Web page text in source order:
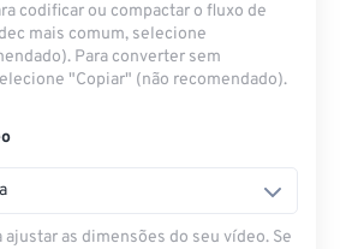
codificar ou compactar o fluxo de
mais comum, selecione
Para converter sem
"Copiar" (não recomendado).
as dimensões do seu vídeo. Se